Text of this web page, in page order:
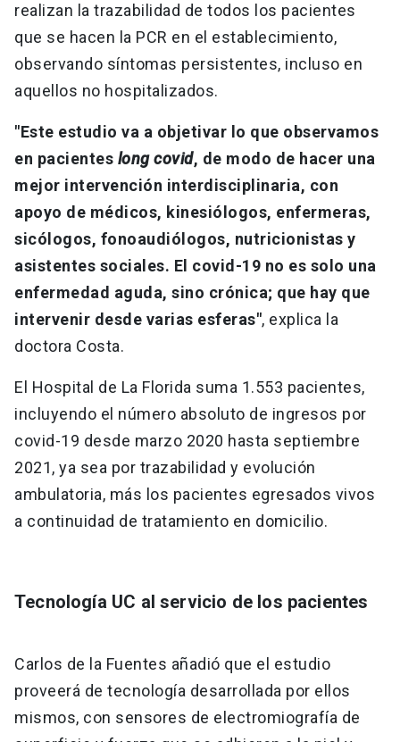
realizan la trazabilidad de todos los pacientes
que se hacen la PCR en el establecimiento,
observando síntomas persistentes, incluso en
aquellos no hospitalizados.
"Este estudio va a objetivar lo que observamos
en pacientes long covid, de modo de hacer una
mejor intervención interdisciplinaria, con
apoyo de médicos, kinesiólogos, enfermeras,
sicólogos, fonoaudiólogos, nutricionistas y
asistentes sociales. El covid-19 no es solo una
enfermedad aguda, sino crónica; que hay que
intervenir desde varias esferas", explica la
doctora Costa.
El Hospital de La Florida suma 1.553 pacientes,
incluyendo el número absoluto de ingresos por
covid-19 desde marzo 2020 hasta septiembre
2021, ya sea por trazabilidad y evolución
ambulatoria, más los pacientes egresados vivos
a continuidad de tratamiento en domicilio.
Tecnología UC al servicio de los pacientes
Carlos de la Fuentes añadió que el estudio
proveerá de tecnología desarrollada por ellos
mismos, con sensores de electromiografía de